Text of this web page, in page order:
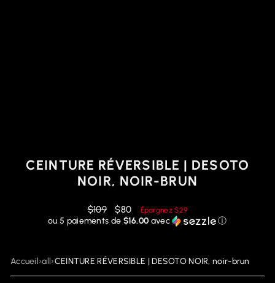
CEINTURE RÉVERSIBLE | DESOTO
NOIR, NOIR-BRUN
Prix
régulier
$109
Prix
réduit
$80 Épargnez$29
ou 5 paiements de $16.00 avec ⓘ
Accueil›all›CEINTURE RÉVERSIBLE | DESOTO NOIR, noir-brun